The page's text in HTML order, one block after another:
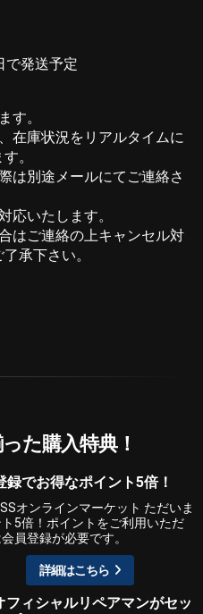
で発送予定
す。
在庫状況をリアルタイムに
。
は別途メールにてご連絡さ
応いたします。
はご連絡の上キャンセル対
承下さい。
た購入特典！
録でお得なポイント5倍！
オンラインマーケット ただいま
5倍！ポイントをご利用いただ
員登録が必要です。
詳細はこちら
フィシャルリペアマンがセッ